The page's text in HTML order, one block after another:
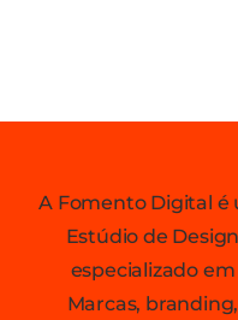
A Fomento Digital é
Estúdio de Design
especializado em
Marcas, branding,